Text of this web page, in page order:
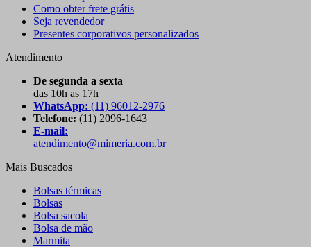
Como obter frete grátis
Seja revendedor
Presentes corporativos personalizados
Atendimento
De segunda a sexta
das 10h as 17h
WhatsApp: (11) 96012-2976
Telefone: (11) 2096-1643
E-mail:
atendimento@mimeria.com.br
Mais Buscados
Bolsas térmicas
Bolsas
Bolsa sacola
Bolsa de mão
Marmita